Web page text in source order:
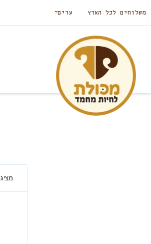
משלוחים לכל הארץ ערים
מציג 1–15 מתוך 110 תוצאות